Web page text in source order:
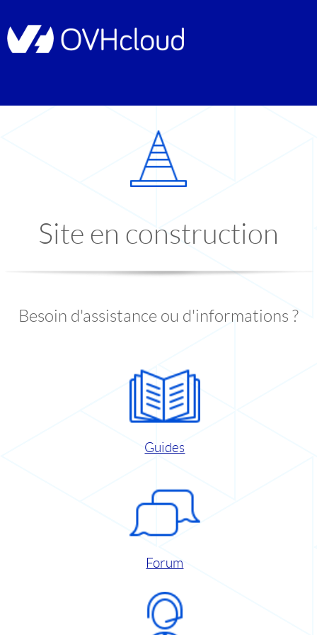
Site en construction
Besoin d'assistance ou d'informations ?
Guides
Forum